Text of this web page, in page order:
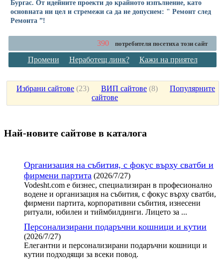
Бургас. От идейните проекти до крайното изпълнение, като
основната ни цел и стремежи са да не допуснем: " Ремонт след
Ремонта ”!
390 потребителя посетиха този сайт
Промени Неработещ линк? Кажи на приятел
Избрани сайтове (23) ВИП сайтове (8) Популярните
сайтове
Най-новите сайтoве в каталога
Организация на събития, с фокус върху сватби и
фирмени партита (2026/7/27)
Vodesht.com е бизнес, специализиран в професионално
водене и организация на събития, с фокус върху сватби,
фирмени партита, корпоративни събития, изнесени
ритуали, юбилеи и тиймбилдинги. Лицето за ...
Персонализирани подаръчни кошници и кутии
(2026/7/27)
Елегантни и персонализирани подаръчни кошници и
кутии подходящи за всеки повод.